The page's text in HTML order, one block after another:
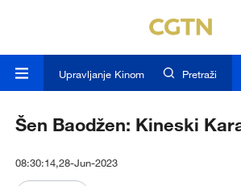
Upravljanje Kinom Pretraži
Šen Baodžen: Kineski
08:30:14,28-Jun-2023